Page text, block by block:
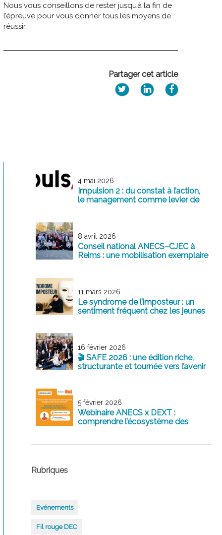
Nous vous conseillons de rester jusqu’à la fin de
l’épreuve pour vous donner tous les moyens de
réussir.
Partager cet article
4 mai 2026
Impulsion 2 : du constat à l’action,
le management comme levier de
8 avril 2026
Conseil national ANECS–CJEC à
Reims : une mobilisation exemplaire
11 mars 2026
Le syndrome de l’imposteur : un
sentiment fréquent chez les jeunes
16 février 2026
🎬 SAFE 2026 : une édition riche,
structurante et tournée vers l’avenir
5 février 2026
Webinaire ANECS x DEXT :
comprendre l’écosystème des
Rubriques
Evénements
Fil rouge DEC